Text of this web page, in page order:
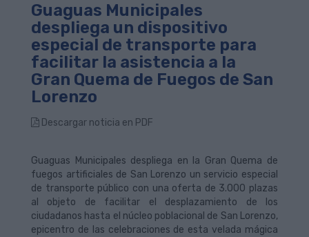
Guaguas Municipales
despliega un dispositivo
especial de transporte para
facilitar la asistencia a la
Gran Quema de Fuegos de San
Lorenzo
Descargar noticia en PDF
Guaguas Municipales despliega en la Gran Quema de
fuegos artificiales de San Lorenzo un servicio especial
de transporte público con una oferta de 3.000 plazas
al objeto de facilitar el desplazamiento de los
ciudadanos hasta el núcleo poblacional de San Lorenzo,
epicentro de las celebraciones de esta velada mágica